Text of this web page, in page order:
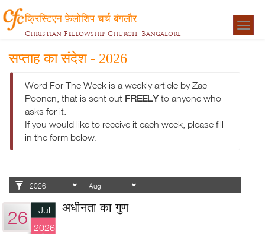
क्रिस्टिएन फ़ेलोशिप चर्च बंगलौर
Christian Fellowship Church, Bangalore
सप्ताह का संदेश - 2026
Word For The Week is a weekly article by Zac
Poonen, that is sent out FREELYto anyone who
asks for it.
If you would like to receive it each week, please fill
in the form below.
26
Jul
2026
अधीनता का गुण